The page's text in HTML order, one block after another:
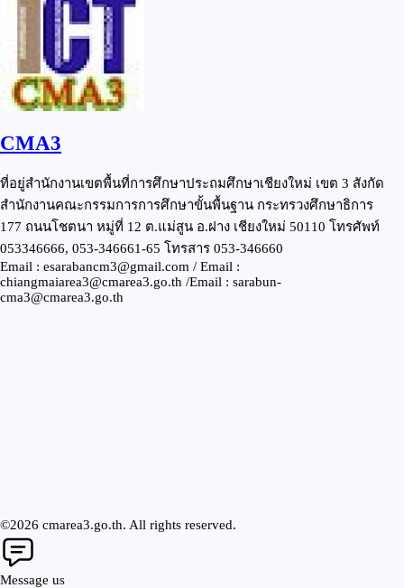
CMA3
ที่อยู่สำนักงานเขตพื้นที่การศึกษาประถมศึกษาเชียงใหม่ เขต 3 สังกัด
สำนักงานคณะกรรมการการศึกษาขั้นพื้นฐาน กระทรวงศึกษาธิการ
177 ถนนโชตนา หมู่ที่ 12 ต.แม่สูน อ.ฝาง เชียงใหม่ 50110 โทรศัพท์
053346666, 053-346661-65 โทรสาร 053-346660
Email : esarabancm3@gmail.com / Email :
chiangmaiarea3@cmarea3.go.th /Email : sarabun-
cma3@cmarea3.go.th
©2026 cmarea3.go.th. All rights reserved.
Message us